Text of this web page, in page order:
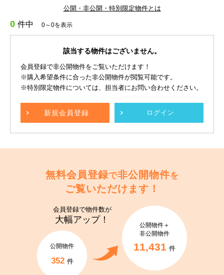
公開・非公開・特別限定物件とは
0 件中 0～0を表示
該当する物件はございません。
会員登録で非公開物件をご覧いただけます！
※購入希望条件に合った非公開物件が閲覧可能です。
※特別限定物件については、担当者にお問い合わせください。
新規会員登録 ログイン
無料会員登録で非公開物件を
ご覧いただけます！
会員登録で物件数が
大幅アップ！
公開物件
352 件
公開物件＋
非公開物件
11,431 件